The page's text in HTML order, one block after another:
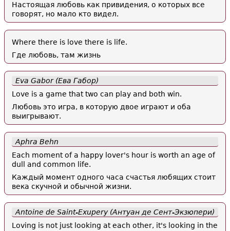
Настоящая любовь как привидения, о которых все
говорят, но мало кто видел.
Where there is love there is life.
Где любовь, там жизнь
Eva Gabor (Ева Габор)
Love is a game that two can play and both win.
Любовь это игра, в которую двое играют и оба
выигрывают.
Aphra Behn
Each moment of a happy lover's hour is worth an age of
dull and common life.
Каждый момент одного часа счастья любящих стоит
века скучной и обычной жизни.
Antoine de Saint-Exupery (Антуан де Сент-Экзюпери)
Loving is not just looking at each other, it's looking in the